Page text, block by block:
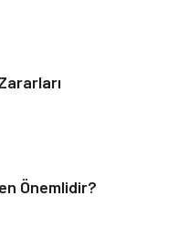
Önemlidir?